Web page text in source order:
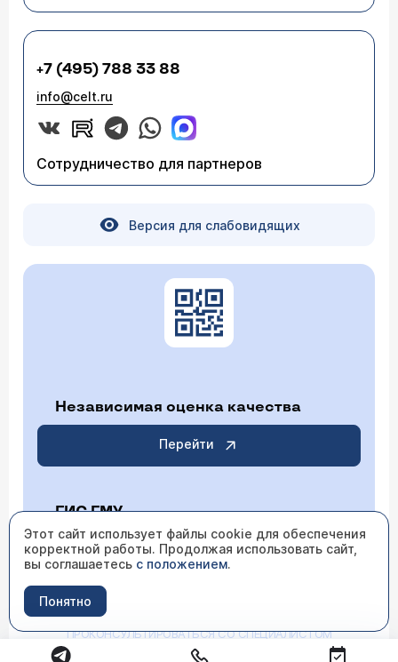
+7 (495) 788 33 88
info@celt.ru
Сотрудничество для партнеров
Версия для слабовидящих
Независимая оценка качества
Перейти
ГИС ГМУ
Перейти
ИМЕЮТСЯ ПРОТИВОПОКАЗАНИЯ НЕОБХОДИМО
ПРОКОНСУЛЬТИРОВАТЬСЯ СО СПЕЦИАЛИСТОМ
Этот сайт использует файлы cookie для обеспечения
корректной работы. Продолжая использовать сайт,
вы соглашаетесь с положением.
Понятно